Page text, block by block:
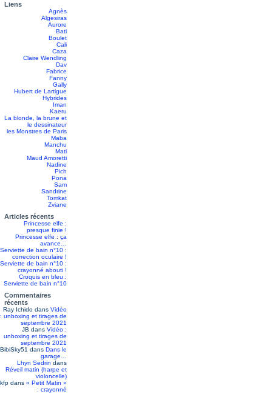
Liens
Agnès
Algesiras
Aurore
Bati
Boulet
Cali
Caza
Claire Wendling
Dav
Fabrice
Fanny
Gally
Hubert de Lartigue
Hybrides
Iman
Kaeru
La blonde, la brune et
le dessinateur
les Monstres de Paris
Maba
Manchu
Mati
Maud Amoretti
Nadine
Pich
Pona
Sam
Sandrine
Tomkat
Zviane
Articles récents
Princesse elfe :
presque finie !
Princesse elfe : ça
avance…
Serviette de bain n°10 :
correction oculaire !
Serviette de bain n°10 :
crayonné abouti !
Croquis en bleu :
Serviette de bain n°10
Commentaires
récents
Ray Ichido dans Vidéo
: unboxing et tirages de
septembre 2021
JB dans Vidéo :
unboxing et tirages de
septembre 2021
BibiSky51 dans Dans le
garage…
Lhyn Sedrin dans
Réveil matin (harpe et
violoncelle)
kfp dans « Petit Matin »
: crayonné